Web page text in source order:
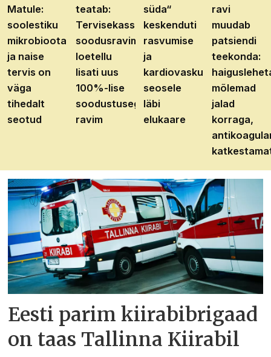
Matule:
soolestiku
mikrobioota
ja naise
tervis on
väga
tihedalt
seotud
teatab:
Tervisekassa
soodusravimite
loetellu
lisati uus
100%-lise
soodustusega
ravim
süda“
keskenduti
rasvumise
ja
kardiovaskulaarhaiguste
seosele
läbi
elukaare
ravi
muudab
patsiendi
teekonda:
mõlemad
jalad
korraga,
Eesti parim kiirabibrigaad
on taas Tallinna Kiirabil